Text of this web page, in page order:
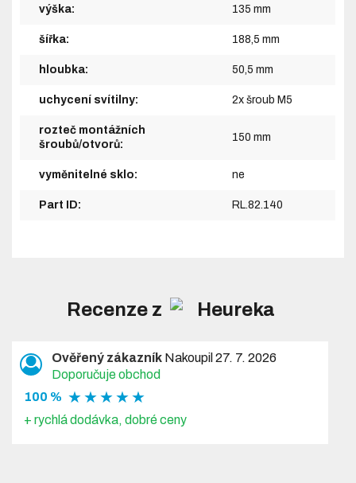
výška: 135 mm
šířka: 188,5 mm
hloubka: 50,5 mm
uchycení svítilny: 2x šroub M5
rozteč montážních
šroubů/otvorů:
150 mm
vyměnitelné sklo: ne
Part ID: RL.82.140
Recenze z
Ověřený zákazník Nakoupil 27. 7. 2026
Doporučuje obchod
100 % ★ ★ ★ ★ ★
+ rychlá dodávka, dobré ceny